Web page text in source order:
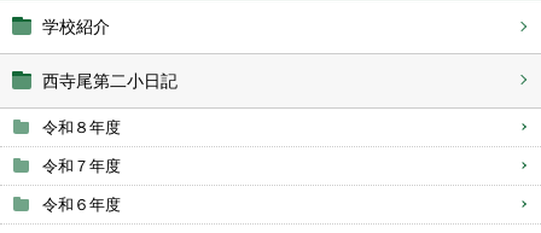
学校紹介
西寺尾第二小日記
令和８年度
令和７年度
令和６年度